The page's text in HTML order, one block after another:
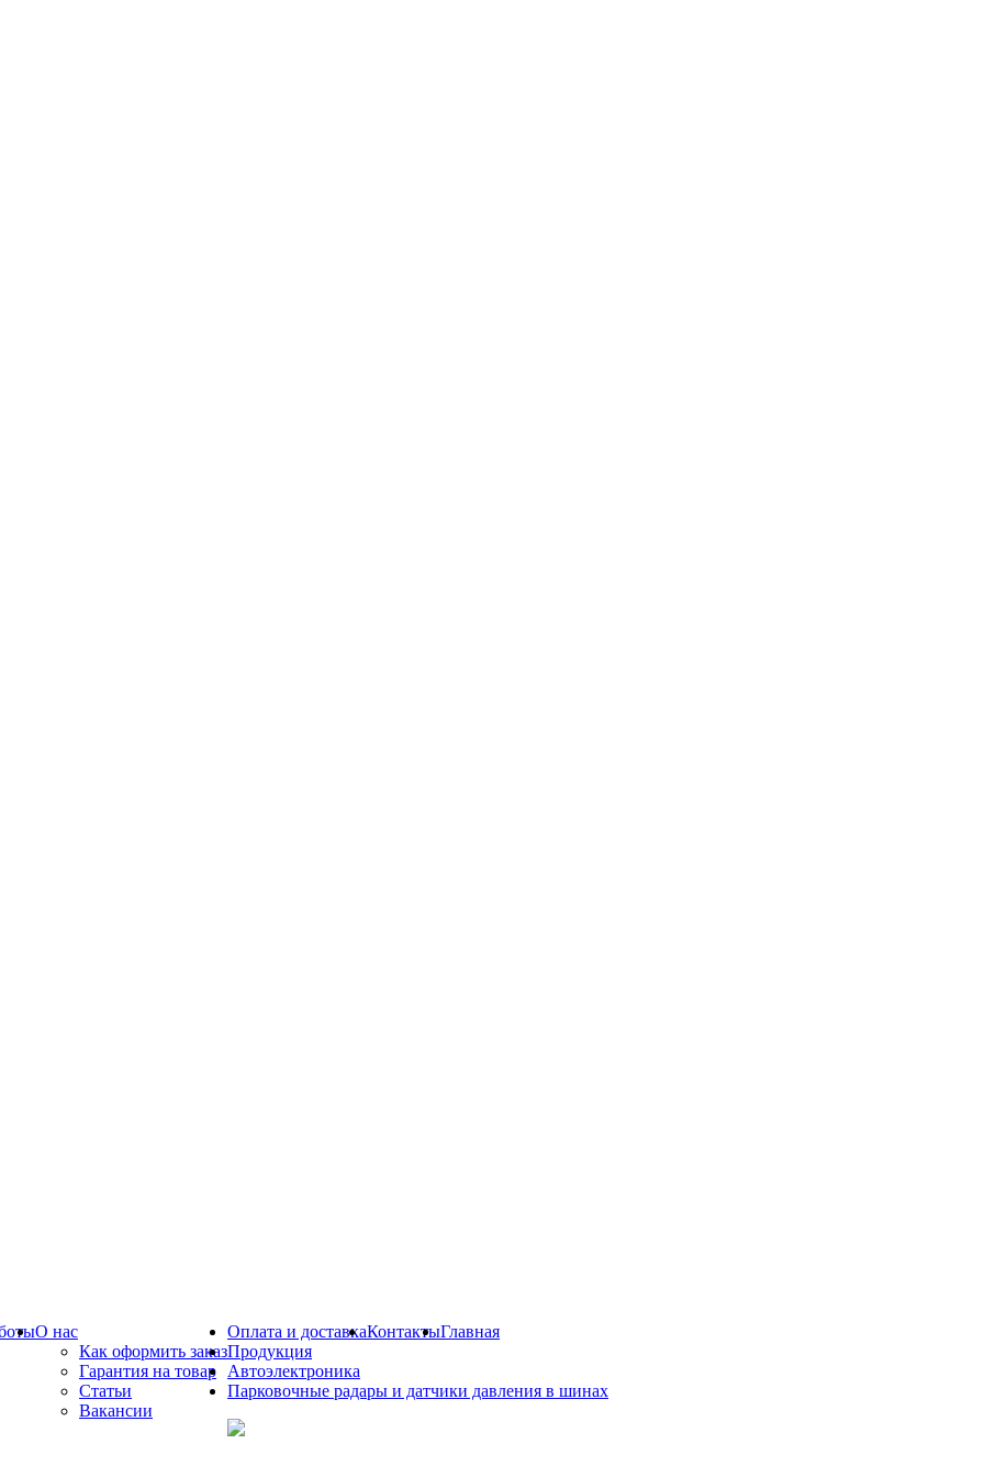
О нас
Как оформить заказ
Гарантия на товар
Статьи
Вакансии
Оплата и доставкаКонтактыГлавная
Продукция
Автоэлектроника
Парковочные радары и датчики давления в шинах